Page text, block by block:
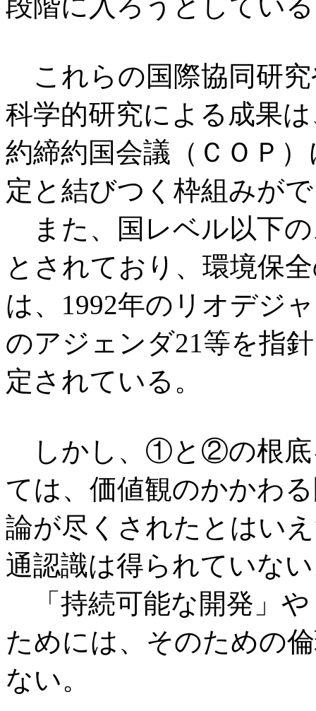
これらの国際協同研
科学的研究による成果
約締約国会議（ＣＯＰ
定と結びつく枠組みが
また、国レベル以下
とされており、環境保
は、1992年のリオデジ
のアジェンダ21等を指
定されている。
しかし、①と②の根底
ては、価値観のかかわ
論が尽くされたとはい
通認識は得られていな
「持続可能な開発」や
ためには、そのための
ない。